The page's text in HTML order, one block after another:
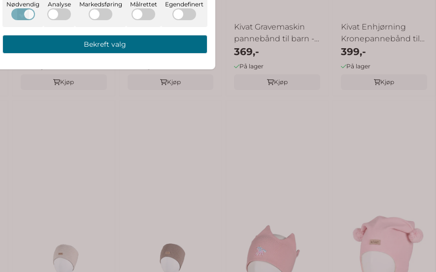
Karakter:
5.0 av 5 mulige
kronepannebånd
399,-
Kjøp
kronepannebånd
399,-
Kjøp
Kivat Gravemaskin
pannebånd til barn -
dueblå
369,-
På lager
Kjøp
Kivat Enhjørning
Kronepannebånd til
barn - ...
399,-
På lager
Kjøp
Nødvendig Analyse Markedsføring Målrettet Egendefinert
Bekreft valg